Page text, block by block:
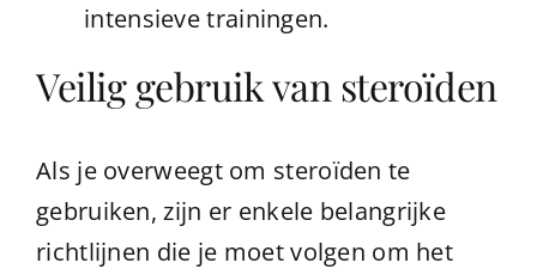
intensieve trainingen.
Veilig gebruik van steroïden
Als je overweegt om steroïden te
gebruiken, zijn er enkele belangrijke
richtlijnen die je moet volgen om het